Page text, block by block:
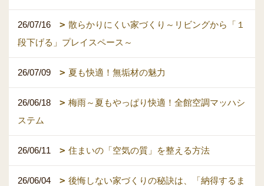
26/07/16
散らかりにくい家づくり～リビングから「１
段下げる」プレイスペース～
26/07/09 夏も快適！無垢材の魅力
26/06/18
梅雨～夏もやっぱり快適！全館空調マッハシ
ステム
26/06/11 住まいの「空気の質」を整える方法
26/06/04
後悔しない家づくりの秘訣は、「納得するま